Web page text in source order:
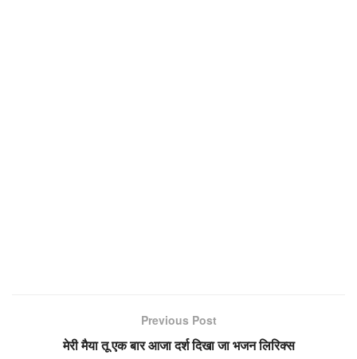
Previous Post
मेरी मैया तू एक बार आजा दर्श दिखा जा भजन लिरिक्स